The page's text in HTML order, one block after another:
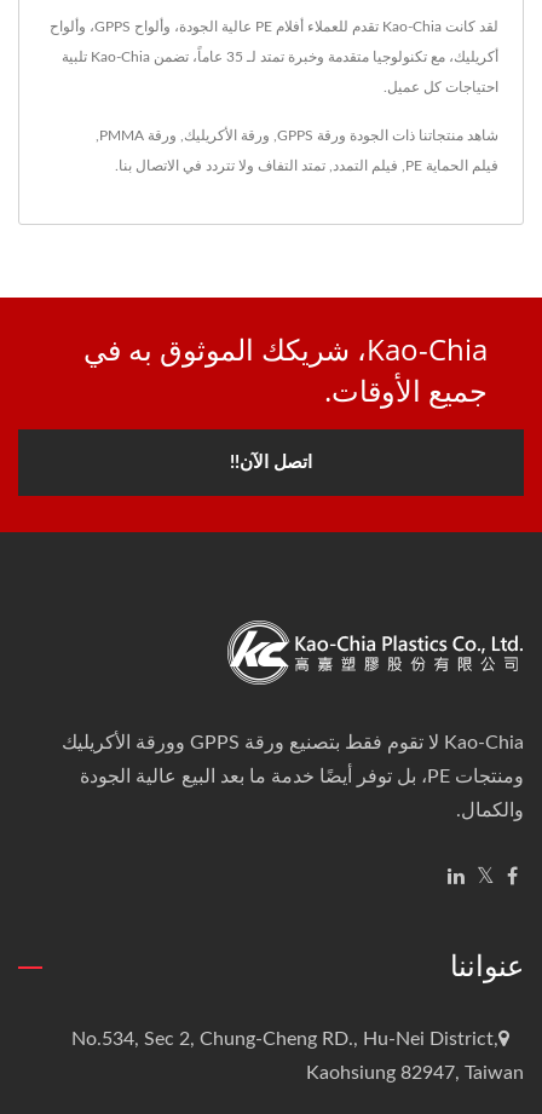
لقد كانت Kao-Chia تقدم للعملاء أفلام PE عالية الجودة، وألواح GPPS، وألواح
أكريليك، مع تكنولوجيا متقدمة وخبرة تمتد لـ 35 عاماً، تضمن Kao-Chia تلبية
احتياجات كل عميل.
شاهد منتجاتنا ذات الجودة ورقة GPPS ورقة الأكريليك ورقة PMMA
فيلم الحماية PE فيلم التمدد تمتد التفاف ولا تتردد في الاتصال بنا
Kao-Chia، شريكك الموثوق به في
جميع الأوقات.
اتصل الآن!!
Kao-Chia لا تقوم فقط بتصنيع ورقة GPPS وورقة الأكريليك
ومنتجات PE، بل توفر أيضًا خدمة ما بعد البيع عالية الجودة
والكمال.
عنواننا
No.534, Sec 2, Chung-Cheng RD., Hu-Nei District,
Kaohsiung 82947, Taiwan